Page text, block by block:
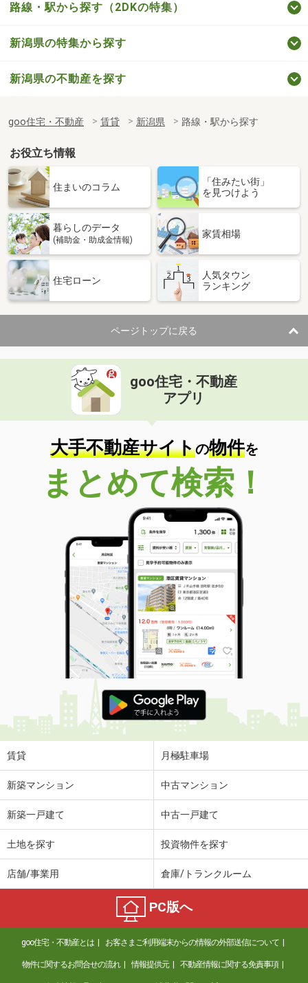
路線・駅から探す（2DKの特集）
新潟県の特集から探す
新潟県の不動産を探す
goo住宅・不動産 賃貸 新潟県 路線・駅から探す
お役立ち情報
住まいのコラム
「住みたい街」
を見つけよう
暮らしのデータ
(補助金・助成金情報)
家賃相場
住宅ローン
人気タウン
ランキング
ページトップに戻る
goo住宅・不動産
アプリ
大手不動産サイトの物件を
まとめて検索！
賃貸 月極駐車場
新築マンション 中古マンション
新築一戸建て 中古一戸建て
土地を探す 投資物件を探す
店舗/事業用 倉庫/トランクルーム
PC版へ
goo住宅・不動産とは お客さまご利用端末からの情報の外部送信について
物件に関するお問合せの流れ 情報提供元 不動産情報に関する免責事項